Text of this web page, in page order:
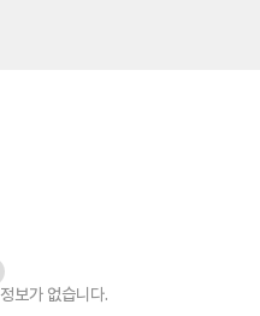
정보가 없습니다.